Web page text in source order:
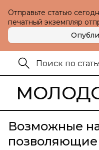
Отправьте статью
печатный экземпляр
Возможные
позволяющие